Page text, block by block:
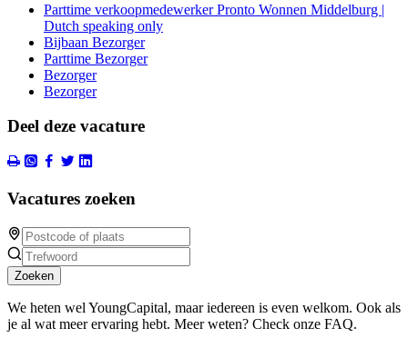
Parttime verkoopmedewerker Pronto Wonnen Middelburg |
Dutch speaking only
Bijbaan Bezorger
Parttime Bezorger
Bezorger
Bezorger
Deel deze vacature
Vacatures zoeken
Zoeken
We heten wel YoungCapital, maar iedereen is even welkom. Ook als
je al wat meer ervaring hebt. Meer weten? Check onze FAQ.